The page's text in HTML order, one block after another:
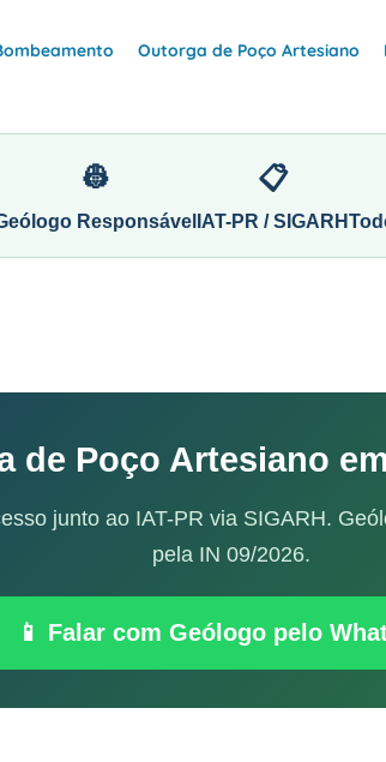
Outorga de Poço Artesiano
👷
Responsável
📋
IAT-PR / SIGARH
de Poço Artesiano
junto ao IAT-PR via SIGARH.
pela IN 09/2026.
📱 Falar com Geólogo pelo